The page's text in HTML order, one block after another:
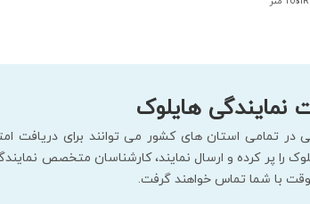
نمایندگی هایلوک
در تمامی استان های کشور می توانند برای دریافت
را پر کرده و ارسال نمایند، کارشناسان متخصص
با شما تماس خواهند گرفت.